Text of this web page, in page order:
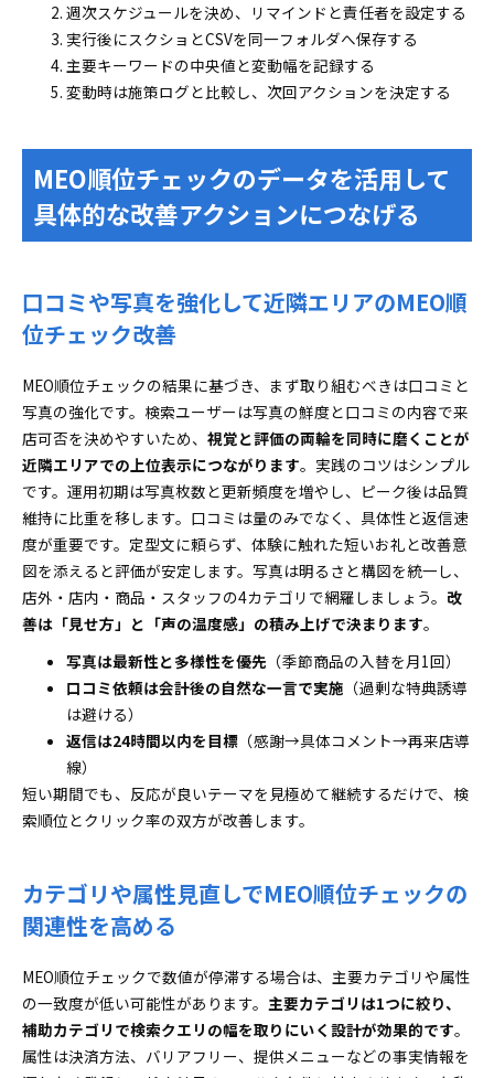
週次スケジュールを決め、リマインドと責任者を設定する
実行後にスクショとCSVを同一フォルダへ保存する
主要キーワードの中央値と変動幅を記録する
変動時は施策ログと比較し、次回アクションを決定する
MEO順位チェックのデータを活用して
具体的な改善アクションにつなげる
口コミや写真を強化して近隣エリアのMEO順
位チェック改善
MEO順位チェックの結果に基づき、まず取り組むべきは口コミと
写真の強化です。検索ユーザーは写真の鮮度と口コミの内容で来
店可否を決めやすいため、 視覚と評価の両輪を同時に磨くことが
近隣エリアでの上位表示につながります。実践のコツはシンプル
です。運用初期は写真枚数と更新頻度を増やし、ピーク後は品質
維持に比重を移します。口コミは量のみでなく、具体性と返信速
度が重要です。定型文に頼らず、体験に触れた短いお礼と改善意
図を添えると評価が安定します。写真は明るさと構図を統一し、
店外・店内・商品・スタッフの4カテゴリで網羅しましょう。 改
善は「見せ方」と「声の温度感」の積み上げで決まります。
写真は最新性と多様性を優先 （季節商品の入替を月1回）
口コミ依頼は会計後の自然な一言で実施 （過剰な特典誘導
は避ける）
返信は24時間以内を目標 （感謝→具体コメント→再来店導
線）
短い期間でも、反応が良いテーマを見極めて継続するだけで、検
索順位とクリック率の双方が改善します。
カテゴリや属性見直しでMEO順位チェックの
関連性を高める
MEO順位チェックで数値が停滞する場合は、主要カテゴリや属性
の一致度が低い可能性があります。 主要カテゴリは1つに絞り、
補助カテゴリで検索クエリの幅を取りにいく設計が効果的です。
属性は決済方法、バリアフリー、提供メニューなどの事実情報を